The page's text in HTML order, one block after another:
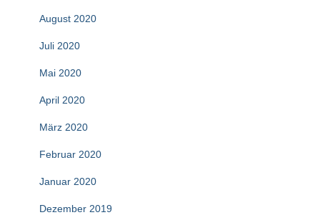
August 2020
Juli 2020
Mai 2020
April 2020
März 2020
Februar 2020
Januar 2020
Dezember 2019